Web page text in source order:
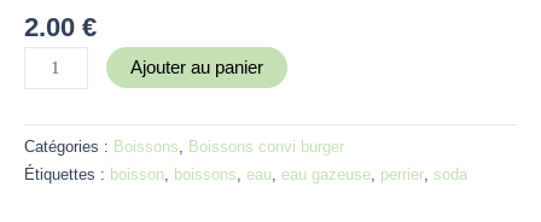
2.00 €
Ajouter au panier
Catégories : Boissons, Boissons convi burger
Étiquettes : boisson, boissons, eau, eau gazeuse, perrier, soda